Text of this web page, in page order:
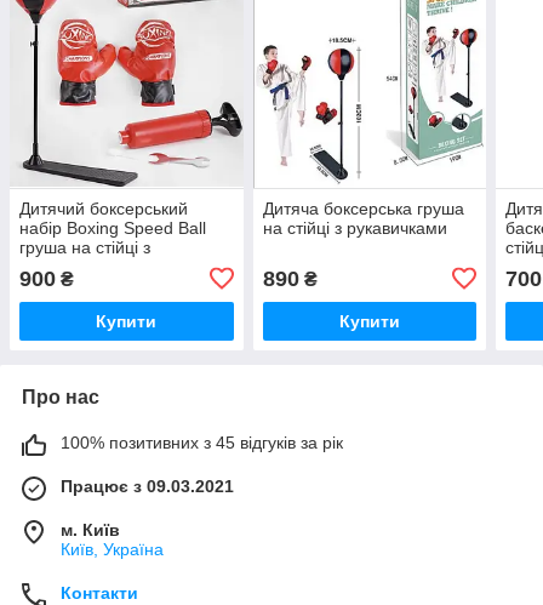
Дитячий боксерський
набір Boxing Speed Ball
груша на стійці з
рукавичками та насосом
900 ₴
Купити
Дитяча боксерська груша
на стійці з рукавичками
890₴
Купити
700
Про нас
100% позитивних з 45 відгуків за рік
Працює з 09.03.2021
м. Київ
Київ, Україна
Контакти